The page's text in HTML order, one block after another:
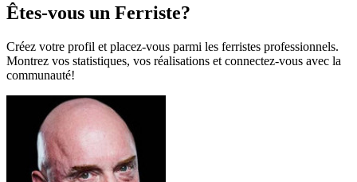
Êtes-vous un Ferriste?
Créez votre profil et placez-vous parmi les ferristes professionnels.
Montrez vos statistiques, vos réalisations et connectez-vous avec la
communauté!